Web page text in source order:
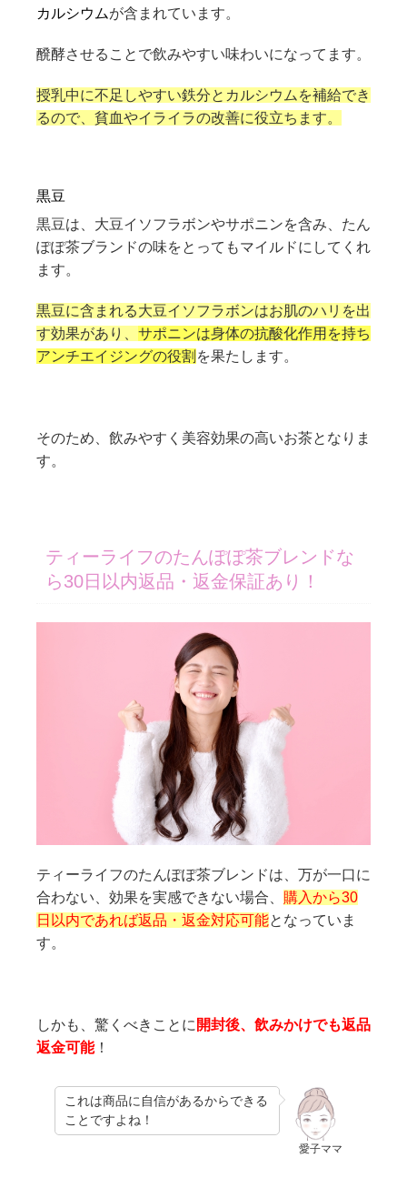
カルシウムが含まれています。
醗酵させることで飲みやすい味わいになってます。
授乳中に不足しやすい鉄分とカルシウムを補給でき
るので、 貧血やイライラの改善に役立ちます。
黒豆
黒豆は、大豆イソフラボンやサポニンを含み、たん
ぽぽ茶ブランドの味をとってもマイルドにしてくれ
ます。
黒豆に含まれる大豆イソフラボンはお肌のハリを出
す効果があり、 サポニンは身体の抗酸化作用を持ち
アンチエイジングの役割 を果たします。
そのため、飲みやすく美容効果の高いお茶となりま
す。
ティーライフのたんぽぽ茶ブレンドな
ら30日以内返品・返金保証あり！
ティーライフのたんぽぽ茶ブレンドは、万が一口に
合わない、効果を実感できない場合、 購入から30
日以内であれば返品・返金対応可能となっていま
す。
しかも、驚くべきことに 開封後、飲みかけでも返品
返金可能！
愛子ママ
これは商品に自信があるからできる
ことですよね！